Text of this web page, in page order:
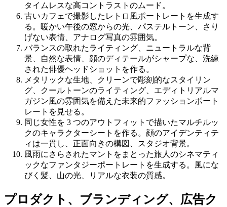
タイムレスな高コントラストのムード。
古いカフェで撮影したレトロ風ポートレートを生成す
る。暖かい午後の窓からの光、パステルトーン、さり
げない表情、アナログ写真の雰囲気。
バランスの取れたライティング、ニュートラルな背
景、自然な表情、顔のディテールがシャープな、洗練
された俳優ヘッドショットを作る。
メタリックな生地、クリーンで彫刻的なスタイリン
グ、クールトーンのライティング、エディトリアルマ
ガジン風の雰囲気を備えた未来的ファッションポート
レートを見せる。
同じ女性を 3 つのアウトフィットで描いたマルチルッ
クのキャラクターシートを作る。顔のアイデンティテ
ィは一貫し、正面向きの構図、スタジオ背景。
風雨にさらされたマントをまとった旅人のシネマティ
ックなファンタジーポートレートを生成する。風にな
びく髪、山の光、リアルな衣装の質感。
プロダクト、ブランディング、広告ク